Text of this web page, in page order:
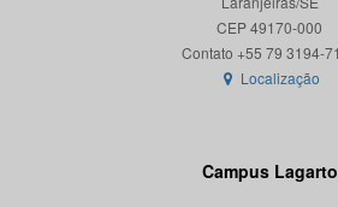
CEP 49170-000
Localização
Campus Lagarto